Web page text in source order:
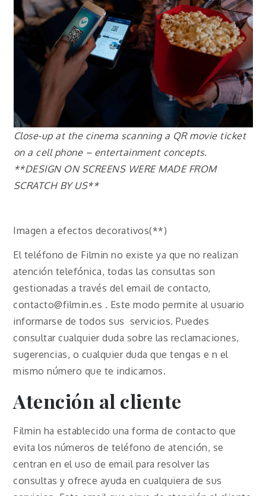
Close-up at the cinema scanning a QR movie ticket
on a cell phone – entertainment concepts.
**DESIGN ON SCREENS WERE MADE FROM
SCRATCH BY US**
Imagen a efectos decorativos(**)
El teléfono de Filmin no existe ya que no realizan
atención telefónica, todas las consultas son
gestionadas a través del email de contacto,
contacto@filmin.es . Este modo permite al usuario
informarse de todos sus servicios. Puedes
consultar cualquier duda sobre las reclamaciones,
sugerencias, o cualquier duda que tengas e n el
mismo número que te indicamos.
Atención al cliente
Filmin ha establecido una forma de contacto que
evita los números de teléfono de atención, se
centran en el uso de email para resolver las
consultas y ofrece ayuda en cualquiera de sus